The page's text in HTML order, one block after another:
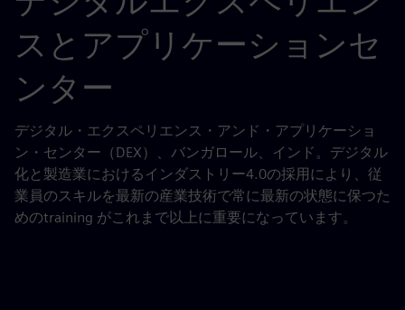
スとアプリケーションセ
ンター
デジタル・エクスペリエンス・アンド・アプリケーショ
ン・センター（DEX）、バンガロール、インド。デジタル
化と製造業におけるインダストリー4.0の採用により、従
業員のスキルを最新の産業技術で常に最新の状態に保つた
めのtraining がこれまで以上に重要になっています。